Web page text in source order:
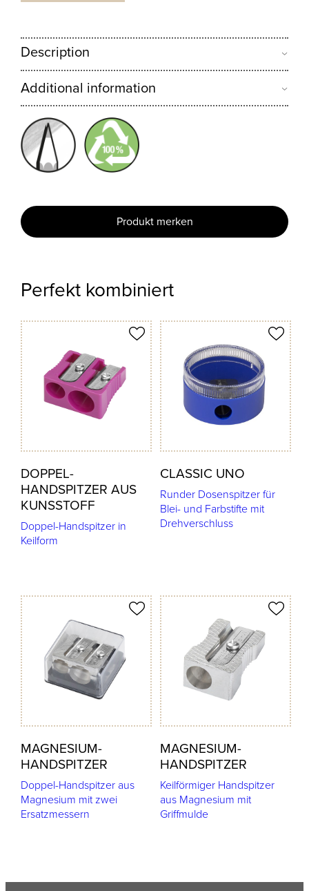
Description
Additional information
Produkt merken
Perfekt kombiniert
DOPPEL-
HANDSPITZER AUS
KUNSSTOFF
Doppel-Handspitzer in
Keilform
merken
CLASSIC UNO
Runder Dosenspitzer für
Blei- und Farbstifte mit
Drehverschluss
Produkt merken
MAGNESIUM-
HANDSPITZER
Doppel-Handspitzer aus
Magnesium mit zwei
Ersatzmessern
merken
MAGNESIUM-
HANDSPITZER
Keilförmiger Handspitzer
aus Magnesium mit
Griffmulde
Produkt merken